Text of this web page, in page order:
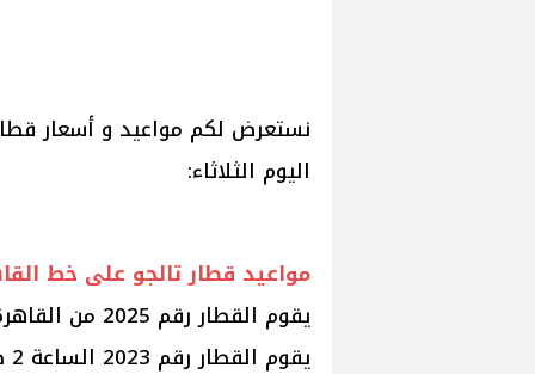
نستعرض لكم مواعيد و أسعار
اليوم الثلاثاء:
مواعيد قطار تالجو على خط
يقوم القطار رقم 2025 من القاهرة الساعة 8 ص، ويصل الإسكندرية 10.30 صباحا.